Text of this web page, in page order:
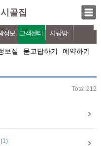
골집
정보 고객센터 사랑방
보실 묻고답하기
예약하기
Total 212
(1)